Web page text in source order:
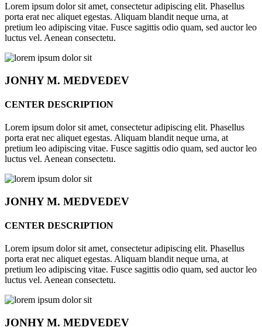
Lorem ipsum dolor sit amet, consectetur adipiscing elit. Phasellus
porta erat nec aliquet egestas. Aliquam blandit neque urna, at
pretium leo adipiscing vitae. Fusce sagittis odio quam, sed auctor leo
luctus vel. Aenean consectetu.
JONHYM. MEDVEDEV
CENTER DESCRIPTION
Lorem ipsum dolor sit amet, consectetur adipiscing elit. Phasellus
porta erat nec aliquet egestas. Aliquam blandit neque urna, at
pretium leo adipiscing vitae. Fusce sagittis odio quam, sed auctor leo
luctus vel. Aenean consectetu.
JONHYM. MEDVEDEV
CENTER DESCRIPTION
Lorem ipsum dolor sit amet, consectetur adipiscing elit. Phasellus
porta erat nec aliquet egestas. Aliquam blandit neque urna, at
pretium leo adipiscing vitae. Fusce sagittis odio quam, sed auctor leo
luctus vel. Aenean consectetu.
JONHYM. MEDVEDEV